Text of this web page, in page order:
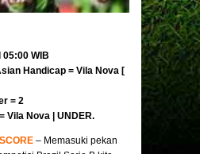
05:00 WIB
Handicap = Vila Nova [
= 2
Vila Nova | UNDER.
– Memasuki pekan